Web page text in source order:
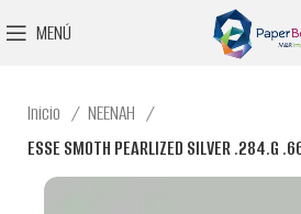
MENÚ
Inicio
NEENAH
ESSE SMOTH PEARLIZED SILVER .284.G